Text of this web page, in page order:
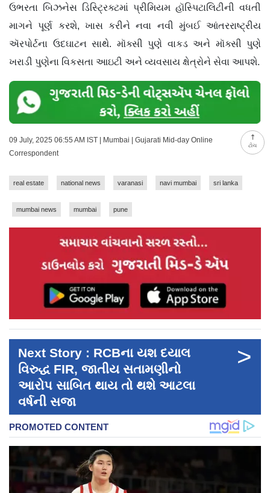
ટોચ
ઉભરતા બિઝનેસ ડિસ્ટ્રિક્ટમાં પ્રીમિયમ હૉસ્પિટાલિટીની વધતી
માગને પૂર્ણ કરશે, ખાસ કરીને નવા નવી મુંબઈ આંતરરાષ્ટ્રીય
ઍરપોર્ટના ઉદઘાટન સાથે. મૉક્સી પુણે વાકડ અને મૉક્સી પુણે
ખરાડી પુણેના વિકસતા આઇટી અને વ્યવસાય ક્ષેત્રોને સેવા આપશે.
09 July, 2025 06:55 AM IST | Mumbai | Gujarati Mid-day Online
Correspondent
real estate national news varanasi navi mumbai sri lanka
mumbai news mumbai pune
Next Story : RCBના યશ દયાલ
વિરુદ્ધ FIR, જાતીય સતામણીનો
આરોપ સાબિત થાય તો થશે આટલા
વર્ષની સજા
>